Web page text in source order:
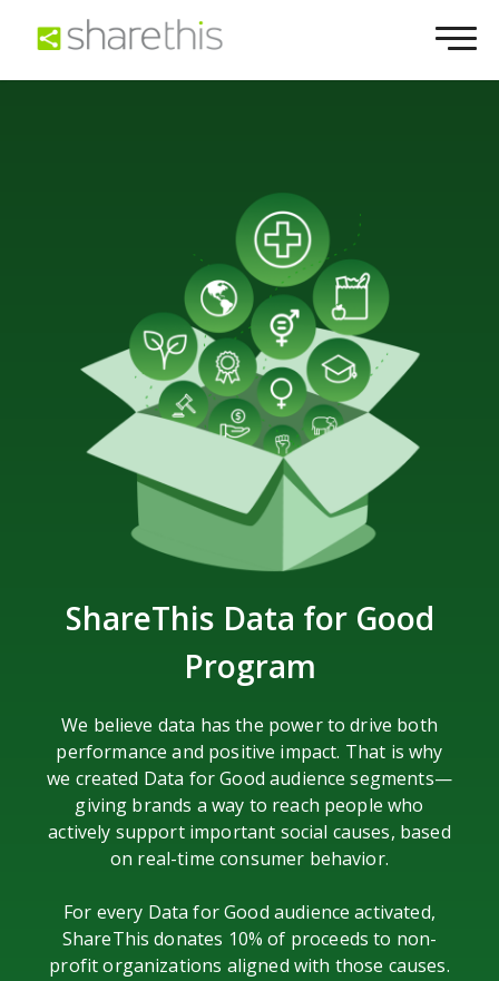
ShareThis Data for Good
Program
We believe data has the power to drive both
performance and positive impact. That is why
we created Data for Good audience segments—
giving brands a way to reach people who
actively support important social causes, based
on real-time consumer behavior.
For every Data for Good audience activated,
ShareThis donates 10% of proceeds to non-
profit organizations aligned with those causes.